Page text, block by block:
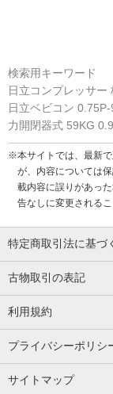
検索用キーワード
日立コンプレッサー
日立ベビコン
力開閉器式 59KG
※本サイトでは、最新
が、内容については
載内容に誤りがあっ
告なしに変更される
特定商取引法に基づ
古物取引の表記
利用規約
プライバシーポリシ
サイトマップ